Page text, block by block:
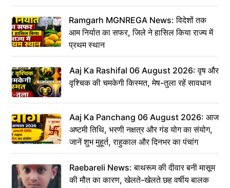
Ramgarh MGNREGA News: विदेशों तक
आम निर्यात का सफर, जिले ने हासिल किया राज्य में
प्रथम स्थान
Aaj Ka Rashifal 06 August 2026: वृष और
वृश्चिक की चमकेगी किस्मत, मेष-तुला रहें सावधान
Aaj Ka Panchang 06 August 2026: आज
अष्टमी तिथि, भरणी नक्षत्र और गंड योग का संयोग,
जानें शुभ मुहूर्त, राहुकाल और दिनभर का पंचांग
Raebareli News: बाथरूम की दीवार बनी मासूम
की मौत का कारण, खेलते-खेलते छह वर्षीय बालक